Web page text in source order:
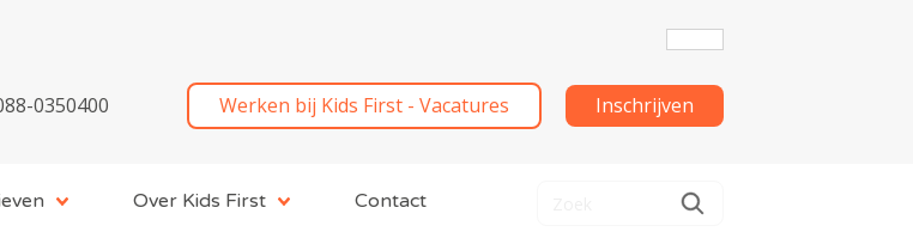
0350400 Werken bij Kids First - Vacatures Inschrijven
Over Kids First Contact